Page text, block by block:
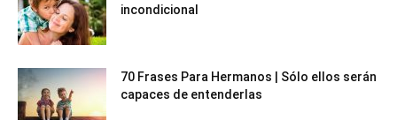
incondicional
70 Frases Para Hermanos | Sólo ellos serán
capaces de entenderlas